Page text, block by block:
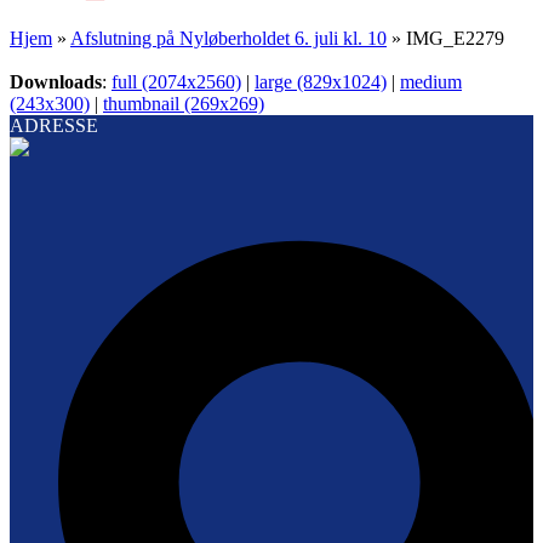
Hjem » Afslutning på Nyløberholdet 6. juli kl. 10 » IMG_E2279
Downloads: full (2074x2560) | large (829x1024) | medium
(243x300) | thumbnail (269x269)
ADRESSE